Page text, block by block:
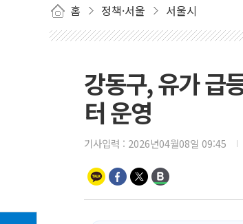
홈 정책·서울 서울시
강동구, 유가 급
터 운영
기사입력 : 2026년04월08일 09:45